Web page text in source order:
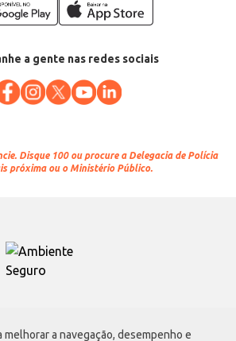
melhorar a navegação, desempenho e
a gente nas redes sociais
Disque 100 ou procure a Delegacia de Polícia
próxima ou o Ministério Público.
Atacadão S.A.